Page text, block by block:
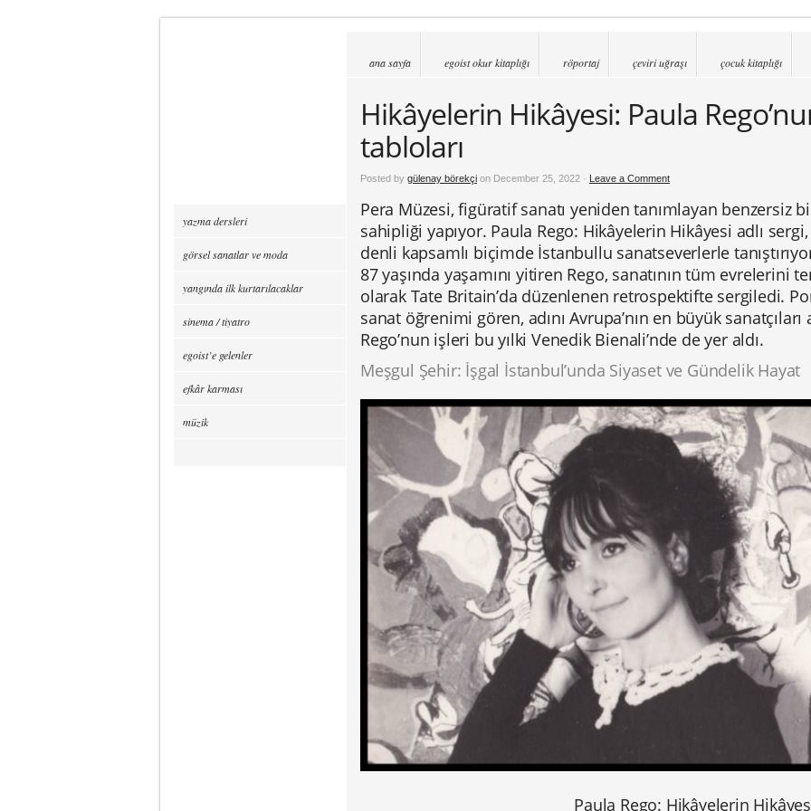
ana sayfa egoist okur kitaplığı röportaj çeviri uğraşı çocuk kitaplığı
Hikâyelerin Hikâyesi: Paula
tabloları
Posted by gülenay börekçi on December 25, 2022 · Leave a Comment
Pera Müzesi, figüratif sanatı yeniden tanımlayan benzersiz
sahipliği yapıyor. Paula Rego: Hikâyelerin Hikâyesi adlı
denli kapsamlı biçimde İstanbullu sanatseverlerle
87 yaşında yaşamını yitiren Rego, sanatının tüm evrelerini
olarak Tate Britain’da düzenlenen retrospektifte sergiledi.
sanat öğrenimi gören, adını Avrupa’nın en büyük sanatçıları
Rego’nun işleri bu yılki Venedik Bienali’nde de yer aldı.
Meşgul Şehir: İşgal İstanbul’unda Siyaset ve Gündelik Hayat
Paula Rego: Hikâyelerin
yazma dersleri
görsel sanatlar ve moda
yangında ilk kurtarılacaklar
sinema / tiyatro
egoist’e gelenler
efkâr karması
müzik